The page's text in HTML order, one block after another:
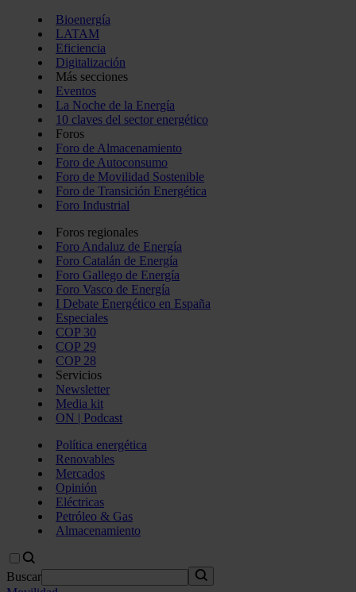
Bioenergía
LATAM
Eficiencia
Digitalización
Más secciones
Eventos
La Noche de la Energía
10 claves del sector energético
Foros
Foro de Almacenamiento
Foro de Autoconsumo
Foro de Movilidad Sostenible
Foro de Transición Energética
Foro Industrial
Foros regionales
Foro Andaluz de Energía
Foro Catalán de Energía
Foro Gallego de Energía
Foro Vasco de Energía
I Debate Energético en España
Especiales
COP 30
COP 29
COP 28
Servicios
Newsletter
Media kit
ON | Podcast
Política energética
Renovables
Mercados
Opinión
Eléctricas
Petróleo & Gas
Almacenamiento
Buscar